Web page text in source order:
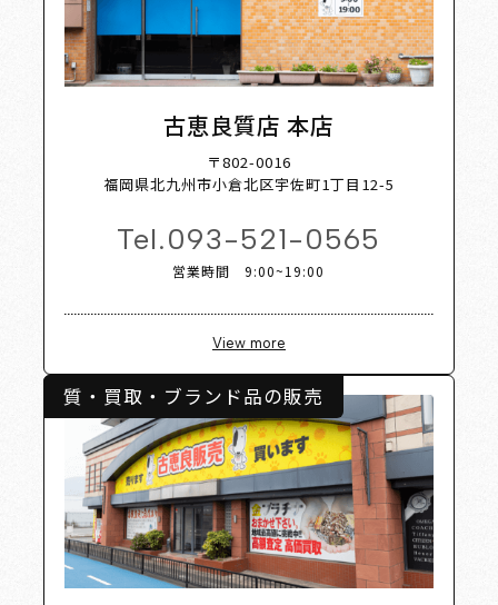
古恵良質店 本店
〒802-0016
福岡県北九州市小倉北区宇佐町1丁目12-5
Tel.093-521-0565
営業時間 9:00~19:00
View more
質・買取・ブランド品の販売